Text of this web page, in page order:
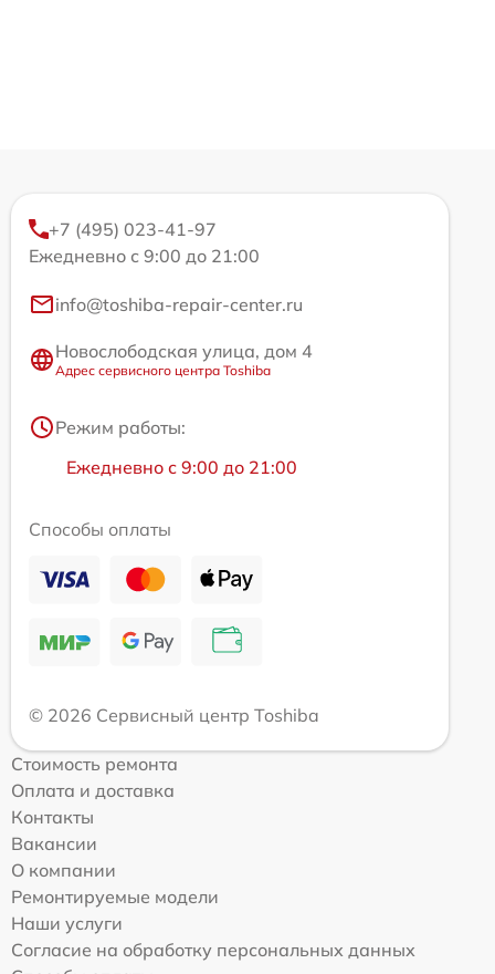
+7 (495) 023-41-97
Ежедневно с 9:00 до 21:00
info@toshiba-repair-center.ru
Новослободская улица, дом 4
Адрес сервисного центра Toshiba
Режим работы:
Ежедневно с 9:00 до 21:00
Способы оплаты
© 2026 Сервисный центр Toshiba
Стоимость ремонта
Оплата и доставка
Контакты
Вакансии
О компании
Ремонтируемые модели
Наши услуги
Согласие на обработку персональных данных